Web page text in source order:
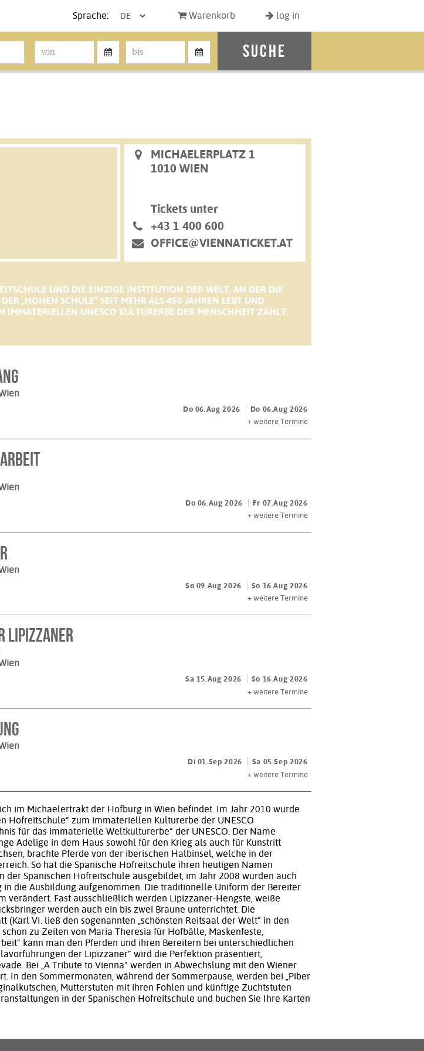
Sprache: Warenkorb log in
Suche
MICHAELERPLATZ 1
1010 WIEN
Tickets unter
+43 1 400 600
OFFICE@VIENNATICKET.AT
UND DIE EINZIGE INSTITUTION DER WELT, AN DER DIE
„HOHEN SCHULE“ SEIT MEHR ALS 450 JAHREN LEBT UND
IMMATERIELLEN UNESCO KULTURERBE DER MENSCHHEIT ZÄHLT.
Do 06.Aug 2026
Do 06.Aug 2026
+ weitere Termine
Do 06.Aug 2026
Fr 07.Aug 2026
+ weitere Termine
So 09.Aug 2026
So 16.Aug 2026
+ weitere Termine
Lipizzaner
Sa 15.Aug 2026
So 16.Aug 2026
+ weitere Termine
Di 01.Sep 2026
Sa 05.Sep 2026
+ weitere Termine
im Michaelertrakt der Hofburg in Wien befindet. Im Jahr 2010 wurde
Hofreitschule“ zum immateriellen Kulturerbe der UNESCO
für das immaterielle Weltkulturerbe“ der UNESCO. Der Name
Adelige in dem Haus sowohl für den Krieg als auch für Kunstritt
brachte Pferde von der iberischen Halbinsel, welche in der
So hat die Spanische Hofreitschule ihren heutigen Namen
Spanischen Hofreitschule ausgebildet, im Jahr 2008 wurden auch
die Ausbildung aufgenommen. Die traditionelle Uniform der Bereiter
verändert. Fast ausschließlich werden Lipizzaner-Hengste, weiße
werden auch ein bis zwei Braune unterrichtet. Die
VI. ließ den sogenannten „schönsten Reitsaal der Welt” in den
zu Zeiten von Maria Theresia für Hofbälle, Maskenfeste,
kann man den Pferden und ihren Bereitern bei unterschiedlichen
der Lipizzaner“ wird die Perfektion präsentiert,
Bei „A Tribute to Vienna“ werden in Abwechslung mit den Wiener
In den Sommermonaten, während der Sommerpause, werden bei „Piber
Mutterstuten mit ihren Fohlen und künftige Zuchtstuten
in der Spanischen Hofreitschule und buchen Sie Ihre Karten